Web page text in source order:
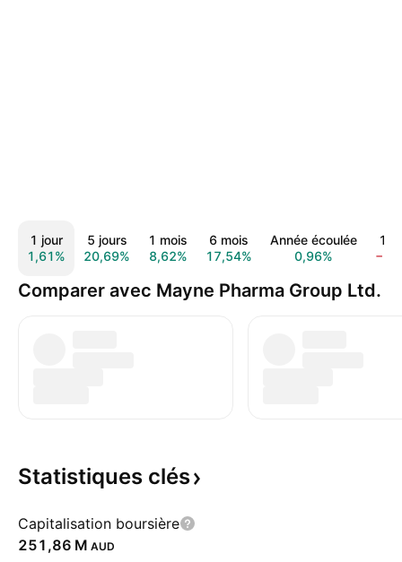
1 jour
1,61%
5 jours
20,69%
1 mois
8,62%
6 mois
17,54%
Année écoulée
0,96%
1
Comparer avec Mayne Pharma Group Ltd.
Statistiques clés
Capitalisation boursière
‪251,86 M‬ AUD